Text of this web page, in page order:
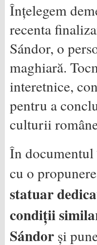
Înțelegem
recenta
Sándor, o
maghiară.
interetnice,
pentru a
culturii
În
cu o
statuar
condiții
Sándor și